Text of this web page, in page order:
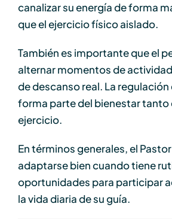
canalizar su energía de forma
que el ejercicio físico aislado.
También es importante que el
alternar momentos de
de descanso real. La
forma parte del bienestar tanto
ejercicio.
En términos generales, el
adaptarse bien cuando tiene
oportunidades para participar
la vida diaria de su guía.